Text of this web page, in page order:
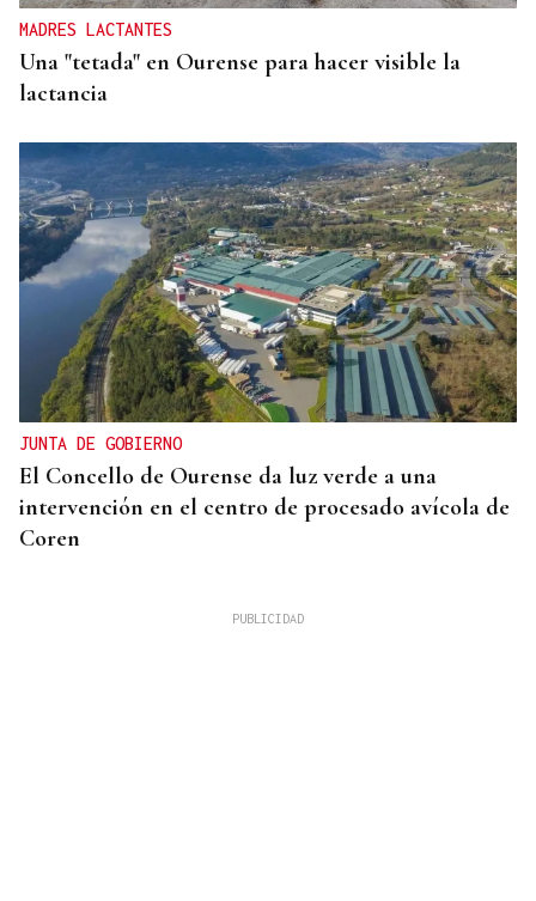
MADRES LACTANTES
Una "tetada" en Ourense para hacer visible la
lactancia
JUNTA DE GOBIERNO
El Concello de Ourense da luz verde a una
intervención en el centro de procesado avícola de
Coren